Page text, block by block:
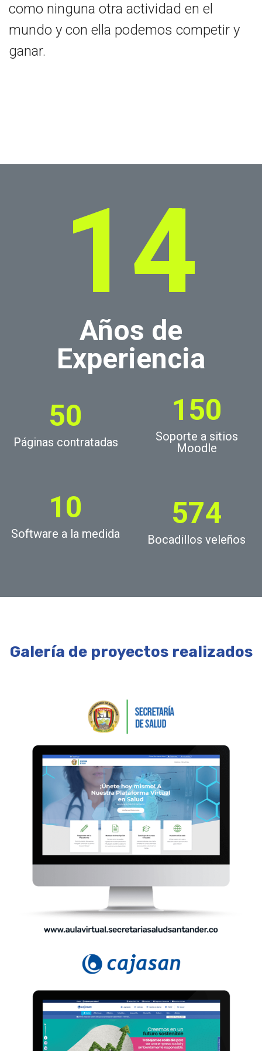
como ninguna otra actividad en el
mundo y con ella podemos competir y
ganar.
14
Años de
Experiencia
50
Páginas contratadas
10
Software a la medida
150
Soporte a sitios
Moodle
574
Bocadillos veleños
Galería de proyectos realizados